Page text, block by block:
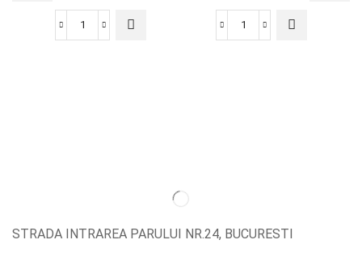
STRADA INTRAREA PARULUI NR.24, BUCURESTI